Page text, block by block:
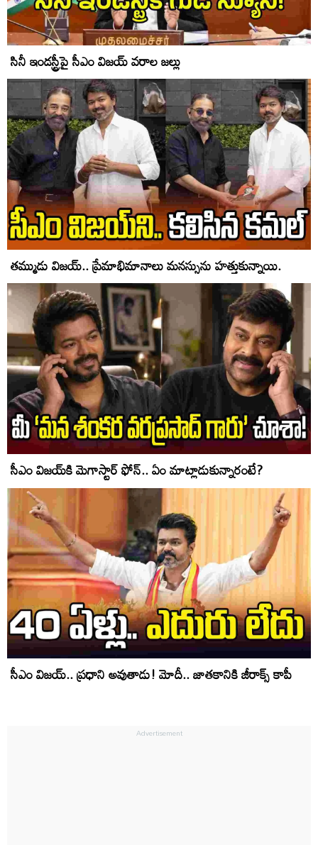
సినీ ఇండస్ట్రీపై సీఎం విజయ్ వరాల జల్లు
తమ్ముడు విజయ్.. ప్రేమాభిమానాలు మనస్సును హత్తుకున్నాయి.
సీఎం విజయ్‌కి మెగాస్టార్ ఫోన్.. ఏం మాట్లాడుకున్నారంటే?
సీఎం విజయ్.. ప్ర‌ధాని అవుతాడు! మోదీ.. జాత‌కానికి జీరాక్స్ కాపీ